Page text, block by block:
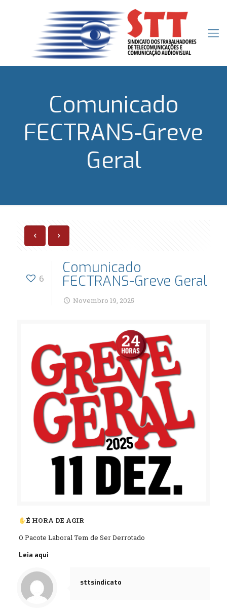
Comunicado
FECTRANS-Greve
Geral
6
Comunicado
FECTRANS-Greve Geral
Novembro 19, 2025
É HORA DE AGIR
O Pacote Laboral Tem de Ser Derrotado
Leia aqui
sttsindicato